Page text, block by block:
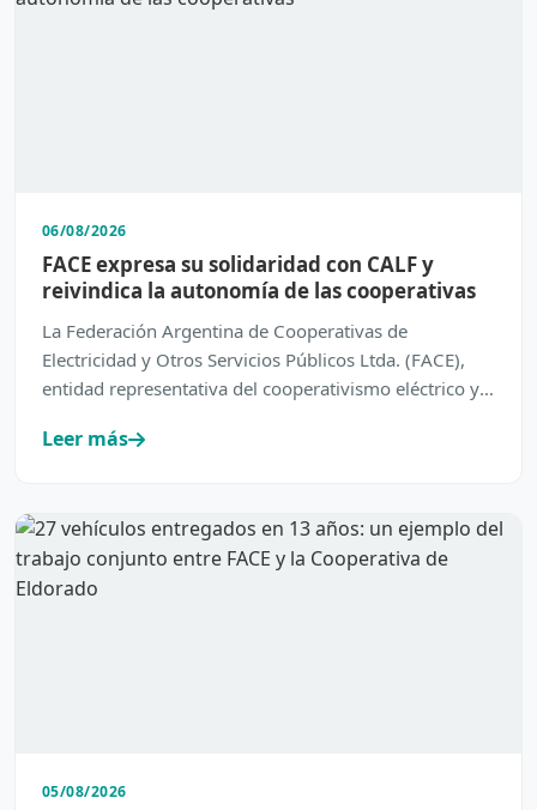
06/08/2026
FACE expresa su solidaridad con CALF y
reivindica la autonomía de las cooperativas
La Federación Argentina de Cooperativas de
Electricidad y Otros Servicios Públicos Ltda. (FACE),
entidad representativa del cooperativismo eléctrico y
Leer más
05/08/2026